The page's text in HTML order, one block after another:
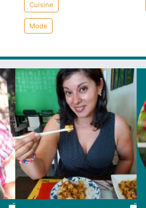
Cuisine
Mode